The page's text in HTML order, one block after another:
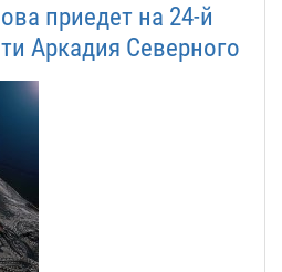
приедет на 24-й
Аркадия Северного